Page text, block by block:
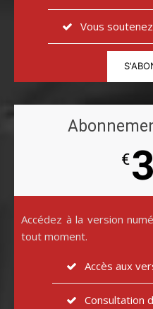
Vous
€
Accédez à la version
tout moment.
Accès aux
Consultation